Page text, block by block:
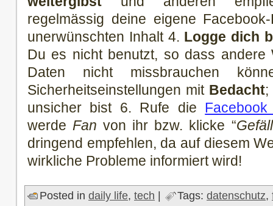
regelmässig deine eigene
unerwünschten Inhalt 4. Logge dich
Du es nicht benutzt, so dass andere
Daten nicht missbrauchen
Sicherheitseinstellungen mit Bedacht
unsicher bist 6. Rufe die
werde Fan von ihr bzw. klicke “
dringend empfehlen, da auf diesem
wirkliche Probleme informiert wird!
Posted in daily life, tech Tags: datenschutz,